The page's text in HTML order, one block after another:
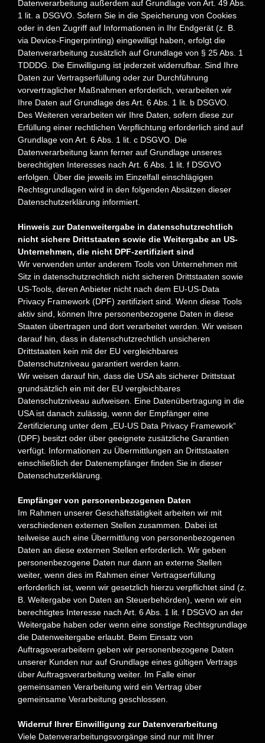
Datenverarbeitung außerdem auf Grundlage von Art. 49 Abs.
1 lit. a DSGVO. Sofern Sie in die Speicherung von Cookies
oder in den Zugriff auf Informationen in Ihr Endgerät (z. B.
via Device-Fingerprinting) eingewilligt haben, erfolgt die
Datenverarbeitung zusätzlich auf Grundlage von § 25 Abs. 1
TDDDG. Die Einwilligung ist jederzeit widerrufbar. Sind Ihre
Daten zur Vertragserfüllung oder zur Durchführung
vorvertraglicher Maßnahmen erforderlich, verarbeiten wir
Ihre Daten auf Grundlage des Art. 6 Abs. 1 lit. b DSGVO.
Des Weiteren verarbeiten wir Ihre Daten, sofern diese zur
Erfüllung einer rechtlichen Verpflichtung erforderlich sind auf
Grundlage von Art. 6 Abs. 1 lit. c DSGVO. Die
Datenverarbeitung kann ferner auf Grundlage unseres
berechtigten Interesses nach Art. 6 Abs. 1 lit. f DSGVO
erfolgen. Über die jeweils im Einzelfall einschlägigen
Rechtsgrundlagen wird in den folgenden Absätzen dieser
Datenschutzerklärung informiert.
Hinweis zur Datenweitergabe in datenschutzrechtlich
nicht sichere Drittstaaten sowie die Weitergabe an US-
Unternehmen, die nicht DPF-zertifiziert sind
Wir verwenden unter anderem Tools von Unternehmen mit
Sitz in datenschutzrechtlich nicht sicheren Drittstaaten sowie
US-Tools, deren Anbieter nicht nach dem EU-US-Data
Privacy Framework (DPF) zertifiziert sind. Wenn diese Tools
aktiv sind, können Ihre personenbezogene Daten in diese
Staaten übertragen und dort verarbeitet werden. Wir weisen
darauf hin, dass in datenschutzrechtlich unsicheren
Drittstaaten kein mit der EU vergleichbares
Datenschutzniveau garantiert werden kann.
Wir weisen darauf hin, dass die USA als sicherer Drittstaat
grundsätzlich ein mit der EU vergleichbares
Datenschutzniveau aufweisen. Eine Datenübertragung in die
USA ist danach zulässig, wenn der Empfänger eine
Zertifizierung unter dem „EU-US Data Privacy Framework“
(DPF) besitzt oder über geeignete zusätzliche Garantien
verfügt. Informationen zu Übermittlungen an Drittstaaten
einschließlich der Datenempfänger finden Sie in dieser
Datenschutzerklärung.
Empfänger von personenbezogenen Daten
Im Rahmen unserer Geschäftstätigkeit arbeiten wir mit
verschiedenen externen Stellen zusammen. Dabei ist
teilweise auch eine Übermittlung von personenbezogenen
Daten an diese externen Stellen erforderlich. Wir geben
personenbezogene Daten nur dann an externe Stellen
weiter, wenn dies im Rahmen einer Vertragserfüllung
erforderlich ist, wenn wir gesetzlich hierzu verpflichtet sind (z.
B. Weitergabe von Daten an Steuerbehörden), wenn wir ein
berechtigtes Interesse nach Art. 6 Abs. 1 lit. f DSGVO an der
Weitergabe haben oder wenn eine sonstige Rechtsgrundlage
die Datenweitergabe erlaubt. Beim Einsatz von
Auftragsverarbeitern geben wir personenbezogene Daten
unserer Kunden nur auf Grundlage eines gültigen Vertrags
über Auftragsverarbeitung weiter. Im Falle einer
gemeinsamen Verarbeitung wird ein Vertrag über
gemeinsame Verarbeitung geschlossen.
Widerruf Ihrer Einwilligung zur Datenverarbeitung
Viele Datenverarbeitungsvorgänge sind nur mit Ihrer